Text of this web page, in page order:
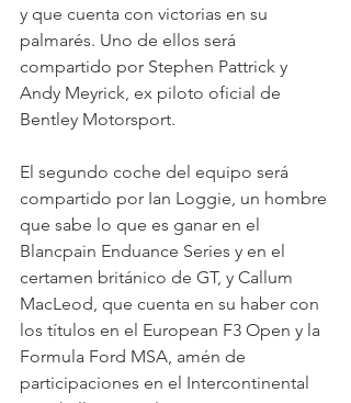
y que cuenta con victorias en su
palmarés. Uno de ellos será
compartido por Stephen Pattrick y
Andy Meyrick, ex piloto oficial de
Bentley Motorsport.
El segundo coche del equipo será
compartido por Ian Loggie, un hombre
que sabe lo que es ganar en el
Blancpain Enduance Series y en el
certamen británico de GT, y Callum
MacLeod, que cuenta en su haber con
los títulos en el European F3 Open y la
Formula Ford MSA, amén de
participaciones en el Intercontinental